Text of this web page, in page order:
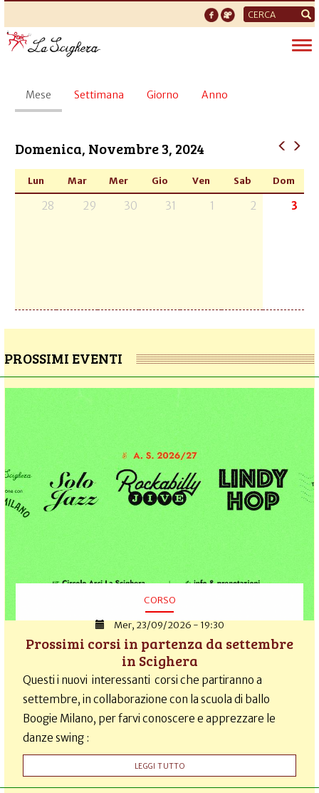
Form
di
ricerca
Schede
primarie
Mese (scheda
attiva)
Settimana Giorno Anno
Domenica, Novembre 3, 2024
Lun Mar Mer Gio Ven Sab Dom
28 29 30 31 1 2 3
PROSSIMI EVENTI
CORSO
Mer, 23/09/2026 - 19:30
Prossimi corsi in partenza da settembre
in Scighera
Questi i nuovi interessanti corsi che partiranno a
settembre, in collaborazione con la scuola di ballo
Boogie Milano, per farvi conoscere e apprezzare le
danze swing :
LEGGI TUTTO